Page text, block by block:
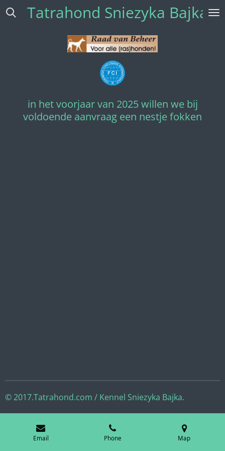
Skip
Tatrahond Sniezyka Bajka.
in het voorjaar van 2025 willen we bij
voldoende aanvraag een nestje fokken
© 2017.Tatrahond.com / Kennel Sniezyka Bajka.
Email Phone Map